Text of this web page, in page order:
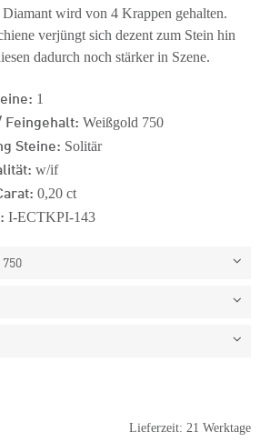
wird von 4 Krappen gehalten.
verjüngt sich dezent zum Stein hin
dadurch noch stärker in Szene.
1
Feingehalt: Weißgold 750
Steine: Solitär
w/if
0,20 ct
I-ECTKPI-143
Lieferzeit: 21 Werktage